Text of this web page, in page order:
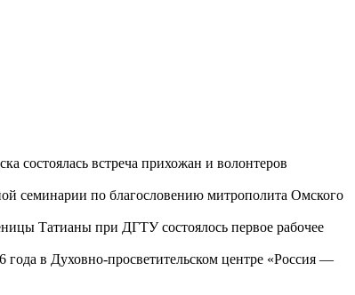
состоялась встреча прихожан и волонтеров
семинарии по благословению митрополита Омского
Татианы при ДГТУ состоялось первое рабочее
года в Духовно-просветительском центре «Россия —